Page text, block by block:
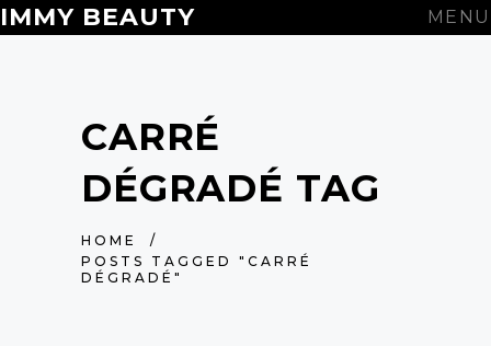
IMMY BEAUTY MENU
CARRÉ
DÉGRADÉ TAG
HOME
/
POSTS TAGGED "CARRÉ
DÉGRADÉ"